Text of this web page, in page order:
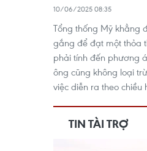
10/06/2025 08:35
Tổng thống Mỹ khẳng
gắng để đạt một thỏa
phải tính đến phương
ông cũng không loại
việc diễn ra theo chiều